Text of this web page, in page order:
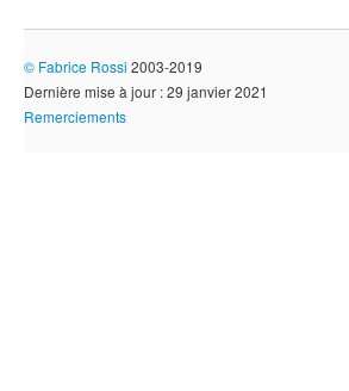
© Fabrice Rossi 2003-2019
Dernière mise à jour : 29 janvier 2021
Remerciements